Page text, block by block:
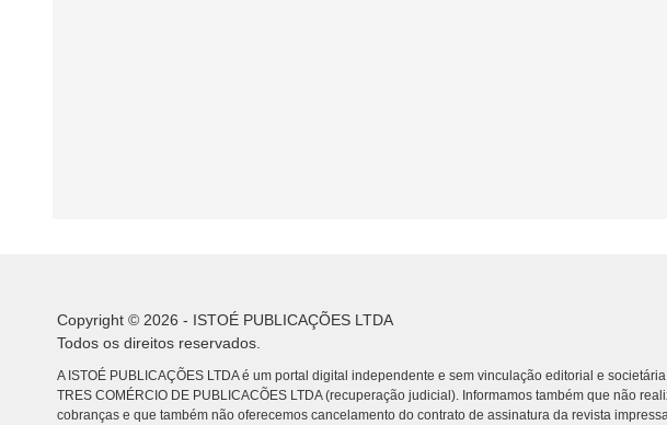
Copyright © 2026 - ISTOÉ PUBLICAÇÕES LTDA
Todos os direitos reservados.
A ISTOÉ PUBLICAÇÕES LTDA é um portal digital independente e sem vinculação editorial e
TRES COMÉRCIO DE PUBLICACÕES LTDA (recuperação judicial). Informamos também que não
cobranças e que também não oferecemos cancelamento do contrato de assinatura da revista